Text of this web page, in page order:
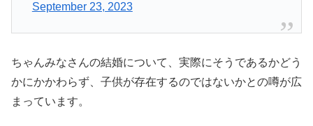
September 23, 2023
ちゃんみなさんの結婚について、実際にそうであるかどう
かにかかわらず、子供が存在するのではないかとの噂が広
まっています。